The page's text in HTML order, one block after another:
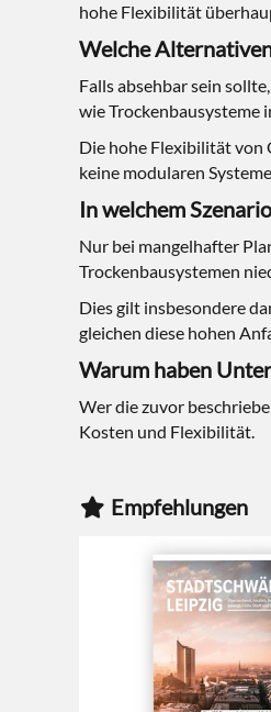
hohe Flexibilität
Welche
Falls absehbar sein
wie Trockenbausysteme
Die hohe Flexibilität von
keine modularen
In welchem
Nur bei mangelhafter
Trockenbausystemen
Dies gilt insbesondere
gleichen diese hohen
Warum haben
Wer die zuvor
Kosten und Flexibilität.
Empfehlungen